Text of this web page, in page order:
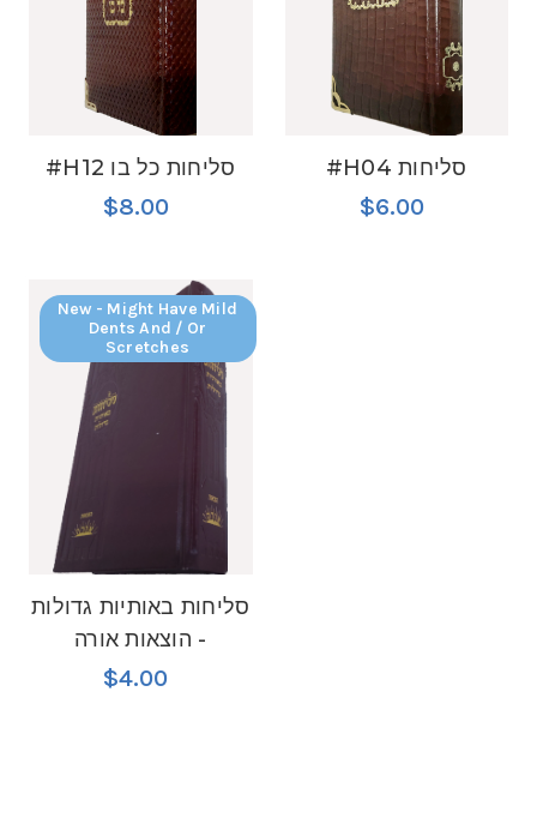
#H12 סליחות כל בו
$8.00
#H04 סליחות
$6.00
New - Might Have Mild
Dents And / Or
Scretches
סליחות באותיות גדולות
- הוצאות אורה
$4.00